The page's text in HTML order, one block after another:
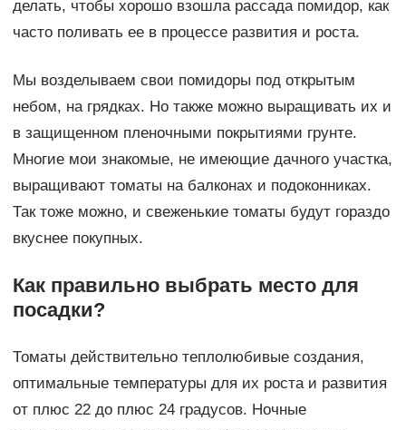
делать, чтобы хорошо взошла рассада помидор, как
часто поливать ее в процессе развития и роста.
Мы возделываем свои помидоры под открытым
небом, на грядках. Но также можно выращивать их и
в защищенном пленочными покрытиями грунте.
Многие мои знакомые, не имеющие дачного участка,
выращивают томаты на балконах и подоконниках.
Так тоже можно, и свеженькие томаты будут гораздо
вкуснее покупных.
Как правильно выбрать место для
посадки?
Томаты действительно теплолюбивые создания,
оптимальные температуры для их роста и развития
от плюс 22 до плюс 24 градусов. Ночные